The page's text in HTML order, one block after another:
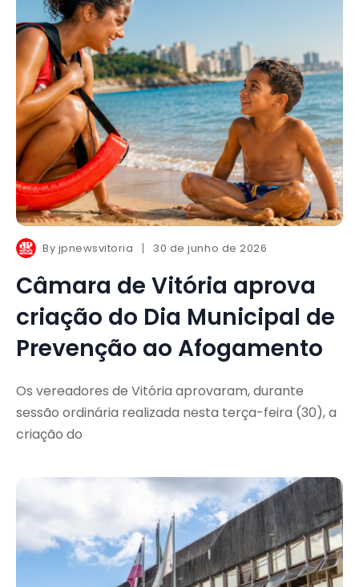
By jpnewsvitoria 30 de junho de 2026
Câmara de Vitória aprova
criação do Dia Municipal de
Prevenção ao Afogamento
Os vereadores de Vitória aprovaram, durante
sessão ordinária realizada nesta terça-feira (30), a
criação do